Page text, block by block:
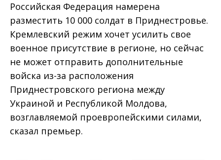
Российская Федерация намерена
разместить 10 000 солдат в Приднестровье.
Кремлевский режим хочет усилить свое
военное присутствие в регионе, но сейчас
не может отправить дополнительные
войска из-за расположения
Приднестровского региона между
Украиной и Республикой Молдова,
возглавляемой проевропейскими силами,
сказал премьер.